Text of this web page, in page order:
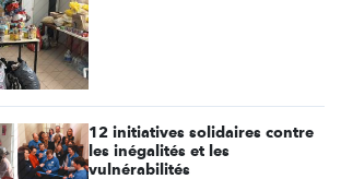
12 initiatives solidaires contre
les inégalités et les
vulnérabilités